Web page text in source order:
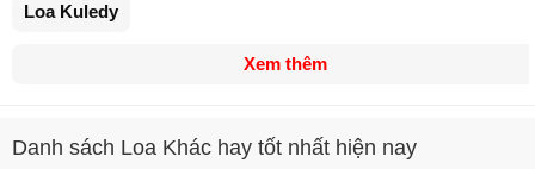
Loa Kuledy
Xem thêm
Danh sách Loa Khác hay tốt nhất hiện nay